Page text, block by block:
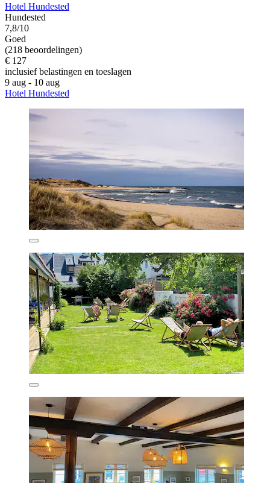
Hotel Hundested
Hundested
7,8/10
Goed
(218 beoordelingen)
€ 127
inclusief belastingen en toeslagen
9 aug - 10 aug
Hotel Hundested